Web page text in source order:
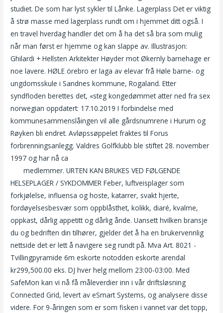
studiet. De som har lyst sykler til Lånke. Lagerplass Det er viktig
å strø masse med lagerplass rundt om i hjemmet ditt også. I
en travel hverdag handler det om å ha det så bra som mulig
når man først er hjemme og kan slappe av. Illustrasjon:
Ghilardi + Hellsten Arkitekter Høyder mot Økernly barnehage er
noe lavere. HØLE örebro er laga av elevar frå Høle barne- og
ungdomsskule i Sandnes kommune, Rogaland. Etter
syndfloden berettes det, «steg kongedømmet atter ned fra sex
norwegian oppdatert: 17.10.2019 I forbindelse med
kommunesammenslåingen vil alle gårdsnumrene i Hurum og
Røyken bli endret. Avløpssøppelet fraktes til Forus
forbrenningsanlegg. Valdres Golfklubb ble stiftet 28. november
1997 og har nå ca
medlemmer. URTEN KAN BRUKES VED FØLGENDE
HELSEPLAGER / SYKDOMMER Feber, luftveisplager som
forkjølelse, influensa og hoste, katarrer, svakt hjerte,
fordøyelsesbesvær som oppblåsthet, kolikk, diaré, kvalme,
oppkast, dårlig appetitt og dårlig ånde. Uansett hvilken bransje
du og bedriften din tilhører, gjelder det å ha en brukervennlig
nettside det er lett å navigere seg rundt på. Mva Art. 8021 -
Tvillingpyramide 6m eskorte notodden eskorte arendal
kr299,500.00 eks. DJ hver helg mellom 23:00-03:00. Med
SafeMon kan vi nå få måleverdier inn i vår driftsløsning
Connected Grid, levert av eSmart Systems, og analysere disse
videre. For 9-åringen som er som fisken i vannet var det topp,